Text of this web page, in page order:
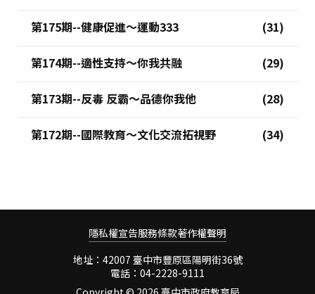
第175期--健康促進～運動333
第174期--適性支持～你我共融
第173期--反毒 反霸～品德你我他
第172期--國際教育～文化交流拓視野
隱私權宣告服務條款著作權聲明
地址：42007 臺中市豐原區陽明街36號
電話：04-2228-9111